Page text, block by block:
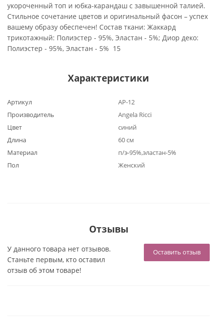
укороченный топ и юбка-карандаш с завышенной талией.
Стильное сочетание цветов и оригинальный фасон – успех
вашему образу обеспечен! Состав ткани: Жаккард
трикотажный: Полиэстер - 95%, Эластан - 5%; Диор деко:
Полиэстер - 95%, Эластан - 5% 15
Характеристики
Артикул
АР-12
Производитель
Angela Ricci
Цвет
синий
Длина
60 см
Материал
п/э-95%,эластан-5%
Пол
Женский
Отзывы
Оставить отзыв
У данного товара нет отзывов.
Станьте первым, кто оставил
отзыв об этом товаре!